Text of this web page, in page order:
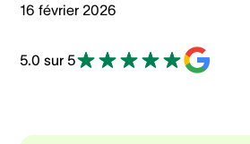
16 février 2026
5.0 sur 5